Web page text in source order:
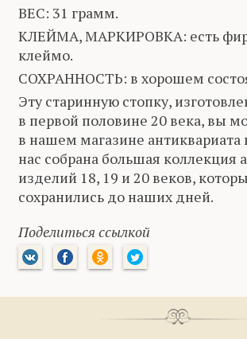
ВЕС: 31 грамм.
КЛЕЙМА, МАРКИРОВКА: есть
клеймо.
СОХРАННОСТЬ: в хорошем
Эту старинную стопку,
в первой половине 20 века, вы
в нашем магазине антиквариата
нас собрана большая коллекция
изделий 18, 19 и 20 веков,
сохранились до наших дней.
Поделиться ссылкой